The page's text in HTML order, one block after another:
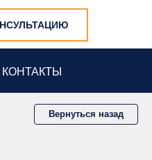
КОНТАКТЫ
Вернуться назад